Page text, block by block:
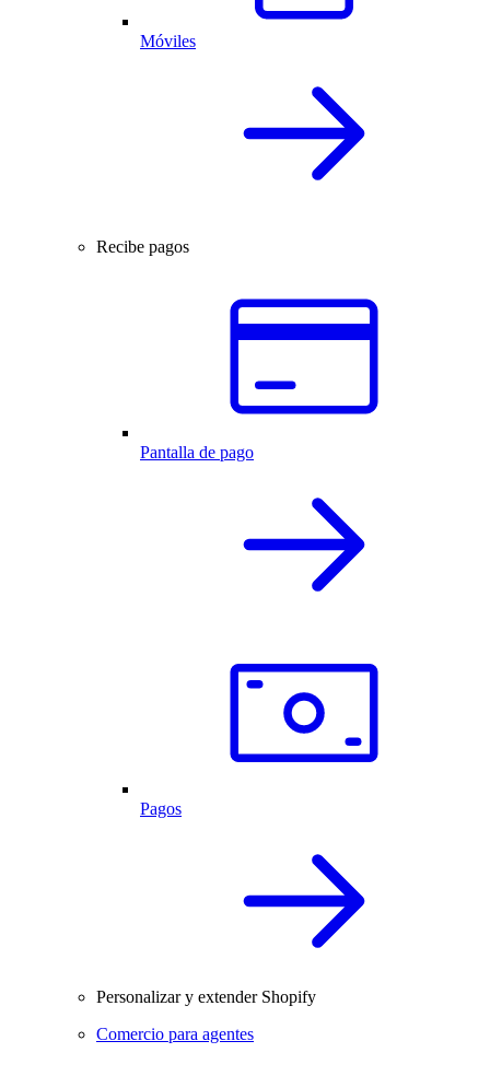
Móviles
Recibe pagos
Pantalla de pago
Pagos
Personalizar y extender Shopify
Comercio para agentes